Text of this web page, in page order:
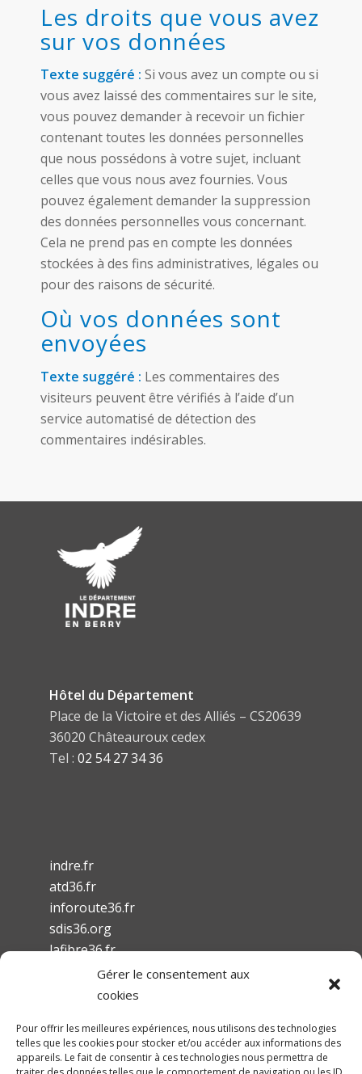
Les droits que vous avez
sur vos données
Texte suggéré : Si vous avez un compte ou si
vous avez laissé des commentaires sur le site,
vous pouvez demander à recevoir un fichier
contenant toutes les données personnelles
que nous possédons à votre sujet, incluant
celles que vous nous avez fournies. Vous
pouvez également demander la suppression
des données personnelles vous concernant.
Cela ne prend pas en compte les données
stockées à des fins administratives, légales ou
pour des raisons de sécurité.
Où vos données sont
envoyées
Texte suggéré : Les commentaires des
visiteurs peuvent être vérifiés à l’aide d’un
service automatisé de détection des
commentaires indésirables.
Hôtel du Département
Place de la Victoire et des Alliés – CS20639
36020 Châteauroux cedex
Tel : 02 54 27 34 36
indre.fr
atd36.fr
inforoute36.fr
sdis36.org
lafibre36.fr
Mentions légales
Gérer le consentement aux
cookies
Pour offrir les meilleures expériences, nous utilisons des technologies
telles que les cookies pour stocker et/ou accéder aux informations des
appareils. Le fait de consentir à ces technologies nous permettra de